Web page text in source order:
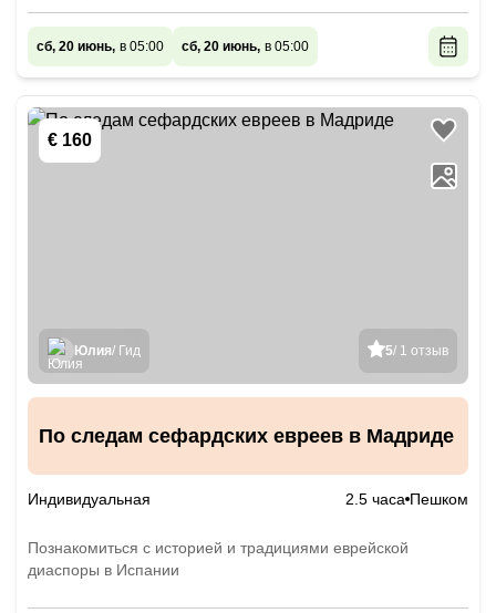
сб, 20 июнь, в 05:00 сб, 20 июнь, в 05:00
€ 160
5/ 1 отзыв
Юлия/ Гид
По следам сефардских евреев в Мадриде
Индивидуальная 2.5 часа Пешком
Познакомиться с историей и традициями еврейской
диаспоры в Испании